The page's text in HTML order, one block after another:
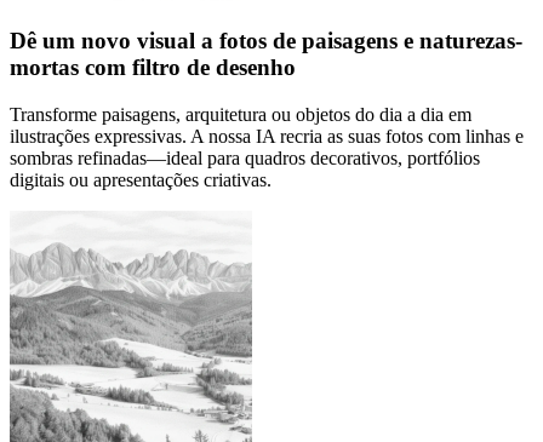
Dê um novo visual a fotos de paisagens e naturezas-
mortas com filtro de desenho
Transforme paisagens, arquitetura ou objetos do dia a dia em
ilustrações expressivas. A nossa IA recria as suas fotos com linhas e
sombras refinadas—ideal para quadros decorativos, portfólios
digitais ou apresentações criativas.